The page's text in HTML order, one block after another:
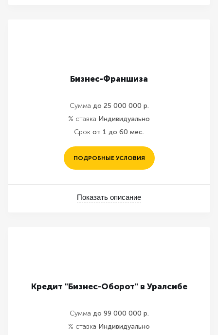
Бизнес-Франшиза
Сумма до 25 000 000 р.
% ставка Индивидуально
Срок от 1 до 60 мес.
ПОДРОБНЫЕ УСЛОВИЯ
Показать описание
Кредит "Бизнес-Оборот" в Уралсибе
Сумма до 99 000 000 р.
% ставка Индивидуально